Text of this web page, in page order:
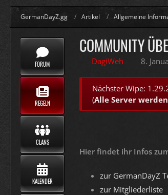
GermanDayZ.gg Artikel Allgemeine
FORUM
REGELN
CLANS
KALENDER
COMMUNITY
DagiWeh 8.
Nächster Wipe:
(Alle Server
Hier findet ihr Infos
zur GermanDayZ
zur Mitgliederliste